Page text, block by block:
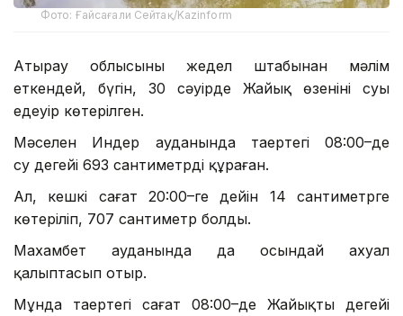
Фото: Ғайсағали Сейтақ/Kazinform
Атырау облысының жедел штабынан мәлім
еткендей, бүгін, 30 сәуірде Жайық өзенінің суы
едеуір көтерілген.
Мәселен Индер ауданында таңертеңгі 08:00–де
су деңгейі 693 сантиметрді құраған.
Ал, кешкі сағат 20:00–ге дейін 14 сантиметрге
көтеріліп, 707 сантиметр болды.
Махамбет ауданында да осындай ахуал
қалыптасып отыр.
Мұнда таңертеңгі сағат 08:00–де Жайықтың деңгейі